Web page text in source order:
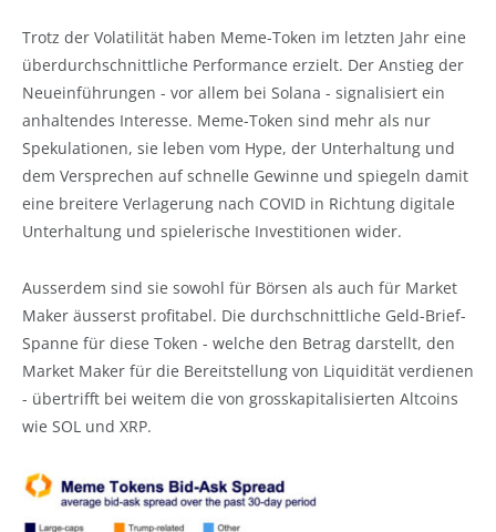
Trotz der Volatilität haben Meme-Token im letzten Jahr eine
überdurchschnittliche Performance erzielt. Der Anstieg der
Neueinführungen - vor allem bei Solana - signalisiert ein
anhaltendes Interesse. Meme-Token sind mehr als nur
Spekulationen, sie leben vom Hype, der Unterhaltung und
dem Versprechen auf schnelle Gewinne und spiegeln damit
eine breitere Verlagerung nach COVID in Richtung digitale
Unterhaltung und spielerische Investitionen wider.
Ausserdem sind sie sowohl für Börsen als auch für Market
Maker äusserst profitabel. Die durchschnittliche Geld-Brief-
Spanne für diese Token - welche den Betrag darstellt, den
Market Maker für die Bereitstellung von Liquidität verdienen
- übertrifft bei weitem die von grosskapitalisierten Altcoins
wie SOL und XRP.